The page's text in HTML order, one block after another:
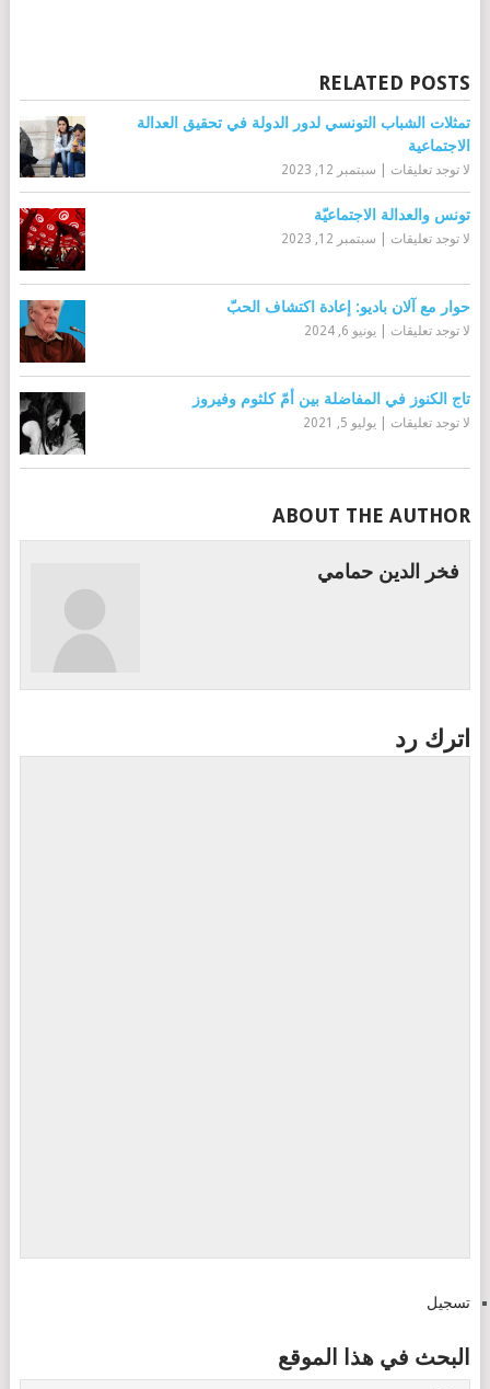
RELATED POSTS
تمثلات الشباب التونسي لدور الدولة في تحقيق العدالة
الاجتماعية
لا توجد تعليقات سبتمبر 12, 2023
تونس والعدالة الاجتماعيّة
لا توجد تعليقات سبتمبر 12, 2023
حوار مع آلان باديو: إعادة اكتشاف الحبّ
لا توجد تعليقات يونيو 6, 2024
تاج الكنوز في المفاضلة بين أمّ كلثوم وفيروز
لا توجد تعليقات يوليو 5, 2021
ABOUT THE AUTHOR
فخر الدين حمامي
اترك رد
تسجيل
البحث في هذا الموقع